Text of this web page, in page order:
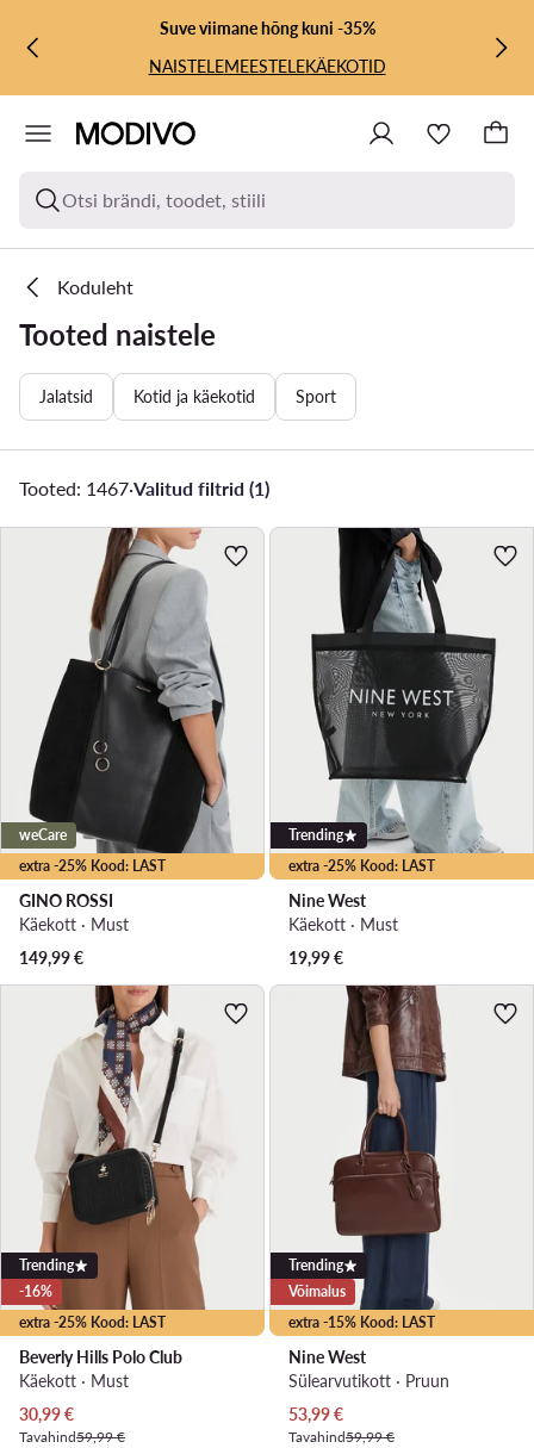
LIIGU PÕHISISU JUURDE
MINE OTSINGUSSESuve viimane hõng kuni -35%
NAISTELEMEESTELEKÄEKOTID
Otsi brändi, toodet, stiili
Koduleht
Tooted naistele
Jalatsid Kotid ja käekotid Sport
Tooted: 1467·Valitud filtrid (1)
extra -25% Kood: LAST
weCare
GINO ROSSI
Käekott · Must
149,99€
extra -25% Kood: LAST
Trending
Nine West
Käekott · Must
19,99€
extra -25% Kood: LAST
Trending
-16%
Beverly Hills Polo Club
Käekott · Must
Praegune hind
30,99€
Tavahind59,99 €
extra -15% Kood: LAST
Trending
Võimalus
Nine West
Sülearvutikott · Pruun
Praegune hind
53,99€
Tavahind59,99 €